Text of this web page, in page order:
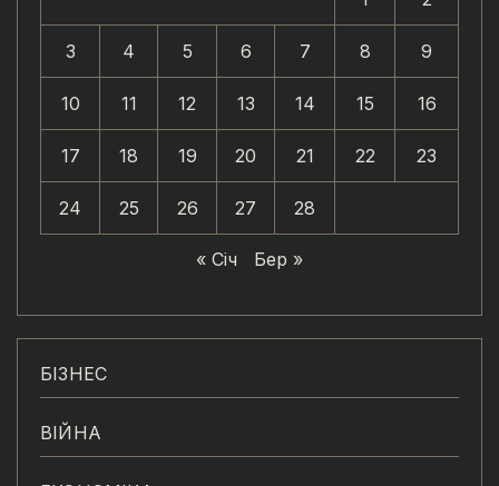
3 4 5 6 7 8 9
10 11 12 13 14 15 16
17 18 19 20 21 22 23
24 25 26 27 28
« Січ Бер »
БІЗНЕС
ВІЙНА